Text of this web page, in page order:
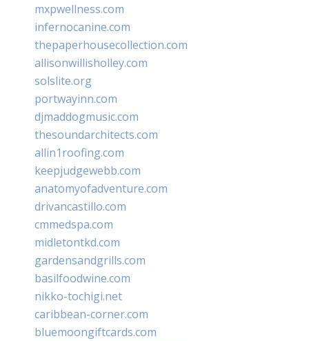
mxpwellness.com
infernocanine.com
thepaperhousecollection.com
allisonwillisholley.com
solslite.org
portwayinn.com
djmaddogmusic.com
thesoundarchitects.com
allin1roofing.com
keepjudgewebb.com
anatomyofadventure.com
drivancastillo.com
cmmedspa.com
midletontkd.com
gardensandgrills.com
basilfoodwine.com
nikko-tochigi.net
caribbean-corner.com
bluemoongiftcards.com